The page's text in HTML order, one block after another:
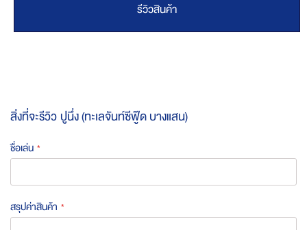
รีวิวสินค้า
สิ่งที่จะรีวิว ปูนึ่ง (ทะเลจันท์ซีฟู๊ด บางแสน)
ชื่อเล่น
สรุปค่าสินค้า